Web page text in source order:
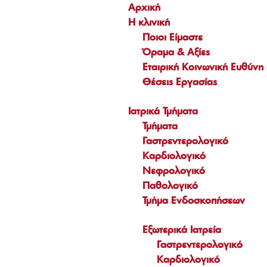
210 8236723
Επισκεπτηρίου
Ι. Δροσοπούλου 24 - Κυψέλη
Αρχική
Η κλινική
Ποιοι Είμαστε
Όραμα & Αξίες
Εταιρική Κοινωνική Ευθύνη
Θέσεις Εργασίας
Ιατρικά Τμήματα
Τμήματα
Γαστρεντερολογικό
Καρδιολογικό
Νεφρολογικό
Παθολογικό
Τμήμα Ενδοσκοπήσεων
Εξωτερικά Ιατρεία
Γαστρεντερολογικό
Καρδιολογικό